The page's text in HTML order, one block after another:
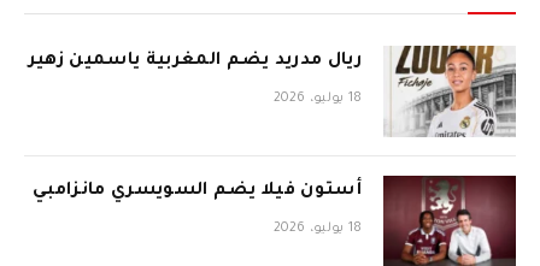
ريال مدريد يضم المغربية ياسمين زهير
18 يوليو، 2026
أستون فيلا يضم السويسري مانزامبي
18 يوليو، 2026